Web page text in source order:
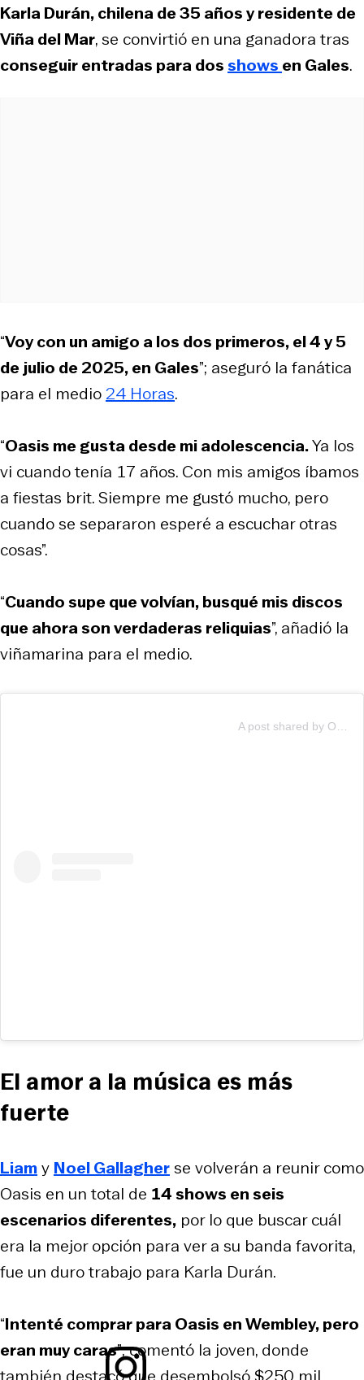
Karla Durán, chilena de 35 años y residente de
Viña del Mar, se convirtió en una ganadora tras
conseguir entradas para dosshows en Gales.
“Voy con un amigo a los dos primeros, el 4 y 5
de julio de 2025, en Gales”; aseguró la fanática
para el medio 24 Horas.
“Oasis me gusta desde mi adolescencia.Ya los
vi cuando tenía 17 años. Con mis amigos íbamos
a fiestas brit. Siempre me gustó mucho, pero
cuando se separaron esperé a escuchar otras
cosas”.
“Cuando supe que volvían, busqué mis discos
que ahora son verdaderas reliquias”, añadió la
viñamarina para el medio.
El amor a la música es más
fuerte
Liamy Noel Gallagherse volverán a reunir como
Oasis en un total de 14 shows en seis
escenarios diferentes, por lo que buscar cuál
era la mejor opción para ver a su banda favorita,
fue un duro trabajo para Karla Durán.
“Intenté comprar para Oasis en Wembley, pero
eran muy caras”; comentó la joven, donde